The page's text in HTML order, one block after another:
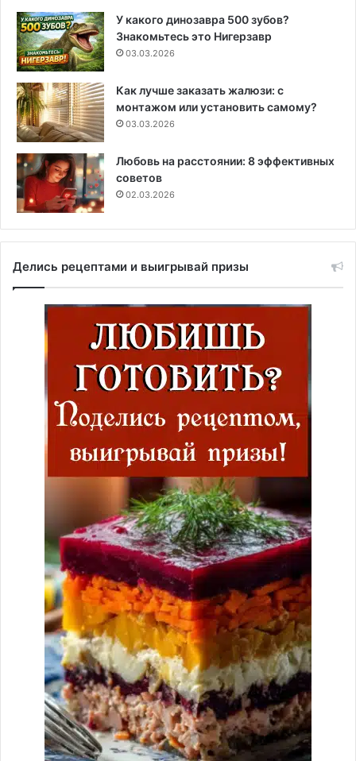
У какого динозавра 500 зубов?
Знакомьтесь это Нигерзавр
03.03.2026
Как лучше заказать жалюзи: с
монтажом или установить самому?
03.03.2026
Любовь на расстоянии: 8 эффективных
советов
02.03.2026
Делись рецептами и выигрывай призы